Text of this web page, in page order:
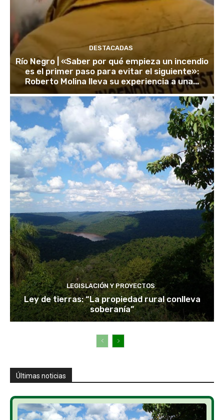
DESTACADAS
Río Negro | «Saber por qué empieza un incendio
es el primer paso para evitar el siguiente»:
Roberto Molina lleva su experiencia a una...
LEGISLACIÓN Y PROYECTOS
Ley de tierras: “La propiedad rural conlleva
soberanía”
Últimas noticias